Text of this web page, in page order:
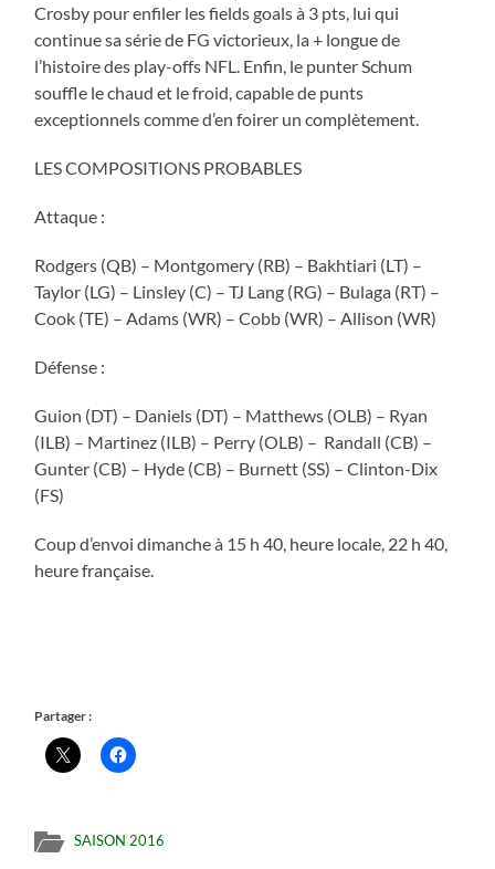
Crosby pour enfiler les fields goals à 3 pts, lui qui
continue sa série de FG victorieux, la + longue de
l’histoire des play-offs NFL. Enfin, le punter Schum
souffle le chaud et le froid, capable de punts
exceptionnels comme d’en foirer un complètement.
LES COMPOSITIONS PROBABLES
Attaque :
Rodgers (QB) – Montgomery (RB) – Bakhtiari (LT) –
Taylor (LG) – Linsley (C) – TJ Lang (RG) – Bulaga (RT) –
Cook (TE) – Adams (WR) – Cobb (WR) – Allison (WR)
Défense :
Guion (DT) – Daniels (DT) – Matthews (OLB) – Ryan
(ILB) – Martinez (ILB) – Perry (OLB) – Randall (CB) –
Gunter (CB) – Hyde (CB) – Burnett (SS) – Clinton-Dix
(FS)
Coup d’envoi dimanche à 15 h 40, heure locale, 22 h 40,
heure française.
Partager :
SAISON 2016